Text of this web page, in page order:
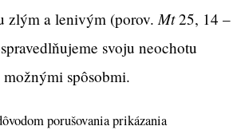
zlým a lenivým (porov. Mt25, 14 –
svoju neochotu
spôsobmi.
porušovania prikázania